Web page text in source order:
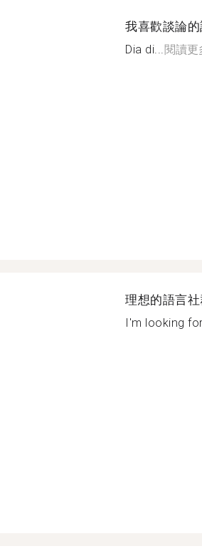
我喜歡談論的
Dia di...閱讀更
理想的語言
I'm looking